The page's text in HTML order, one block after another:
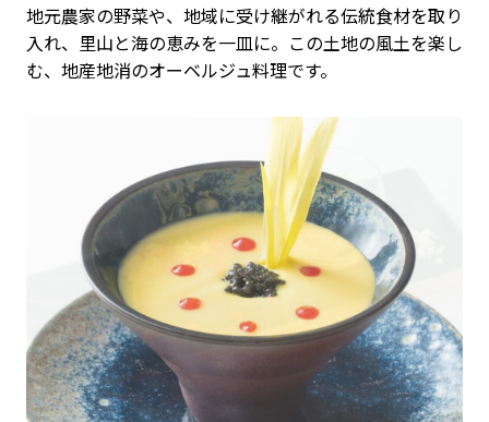
地元農家の野菜や、地域に受け継がれる伝統食材を取り
入れ、里山と海の恵みを一皿に。この土地の風土を楽し
む、地産地消のオーベルジュ料理です。